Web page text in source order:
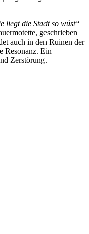
liegt die Stadt so wüst“
geschrieben
auch in den Ruinen der
Resonanz. Ein
Zerstörung.